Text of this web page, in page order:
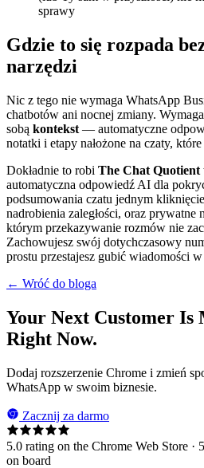
sprawy
Gdzie to się rozpada
narzędzi
Nic z tego nie wymaga WhatsApp
chatbotów ani nocnej zmiany.
sobą kontekst — automatyczne
notatki i etapy nałożone na czaty,
Dokładnie to robi The Chat Quotient
automatyczna odpowiedź AI dla
podsumowania czatu jednym
nadrobienia zaległości, oraz
którym przekazywanie rozmów nie
Zachowujesz swój dotychczasowy
prostu przestajesz gubić wiadomości
← Wróć do bloga
Your Next Customer Is
Right Now.
Dodaj rozszerzenie Chrome i zmień
WhatsApp w swoim biznesie.
Zacznij za darmo
5.0 rating on the Chrome Web Store ·
on board